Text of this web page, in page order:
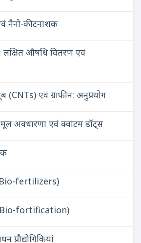
नैनो-कीटनाशक
लक्षित औषधि वितरण एवं
(CNTs) एवं ग्राफीन: अनुप्रयोग
अवधारणा एवं क्वांटम डॉट्स
fertilizers)
fortification)
प्रौद्योगिकियां